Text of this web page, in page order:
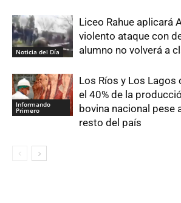
Noticia del Día
Liceo Rahue aplicará
violento ataque con
alumno no volverá a
Informando
Primero
Los Ríos y Los Lagos
el 40% de la
bovina nacional pese
resto del país